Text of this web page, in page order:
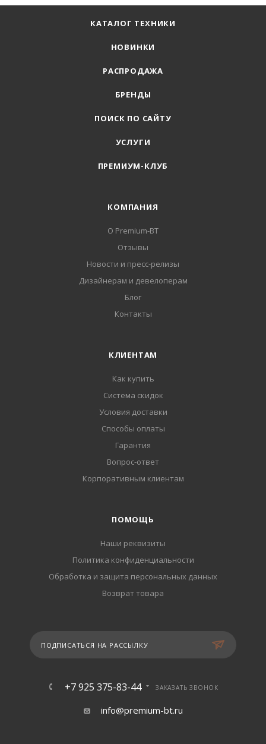
КАТАЛОГ ТЕХНИКИ
НОВИНКИ
РАСПРОДАЖА
БРЕНДЫ
ПОИСК ПО САЙТУ
УСЛУГИ
ПРЕМИУМ-КЛУБ
КОМПАНИЯ
О Premium-BT
Отзывы
Новости и пресс-релизы
Дизайнерам и девелоперам
Блог
Контакты
КЛИЕНТАМ
Как купить
Система скидок
Условия доставки
Способы оплаты
Гарантия
Вопрос-ответ
Корпоративным клиентам
ПОМОЩЬ
Наши реквизиты
Политика конфиденциальности
Обработка и защита персональных данных
Возврат товара
ПОДПИСАТЬСЯ НА РАССЫЛКУ
+7 925 375-83-44 ЗАКАЗАТЬ ЗВОНОК
info@premium-bt.ru